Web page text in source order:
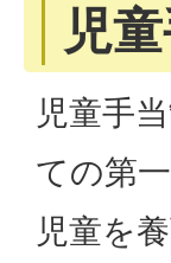
児
児童手
ての第
児童を